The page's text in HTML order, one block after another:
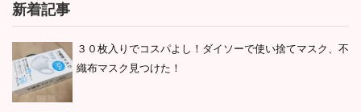
新着記事
３０枚入りでコスパよし！ダイソーで使い捨てマスク、不
織布マスク見つけた！